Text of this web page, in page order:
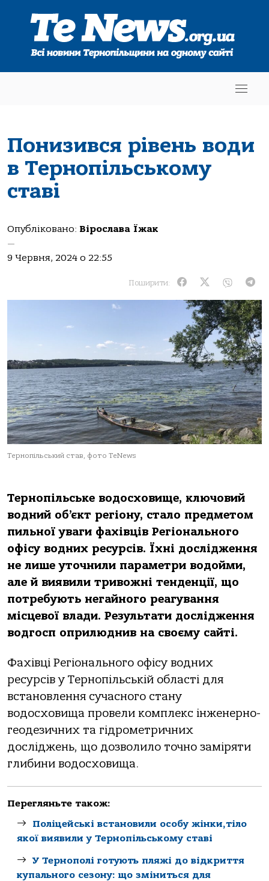
Понизився рівень води
в Тернопільському
ставі
Опубліковано: Вірослава Їжак
—
9 Червня, 2024 о 22:55
Поширити:
Тернопільський став, фото ТeNews
Тернопільське водосховище, ключовий
водний об’єкт регіону, стало предметом
пильної уваги фахівців Регіонального
офісу водних ресурсів. Їхні дослідження
не лише уточнили параметри водойми,
але й виявили тривожні тенденції, що
потребують негайного реагування
місцевої влади. Результати дослідження
водгосп оприлюднив на своєму сайті.
Фахівці Регіонального офісу водних
ресурсів у Тернопільській області для
встановлення сучасного стану
водосховища провели комплекс інженерно-
геодезичних та гідрометричних
досліджень, що дозволило точно заміряти
глибини водосховища.
Перегляньте також:
Поліцейські встановили особу жінки,тіло
якої виявили у Тернопільському ставі
У Тернополі готують пляжі до відкриття
купального сезону: що зміниться для